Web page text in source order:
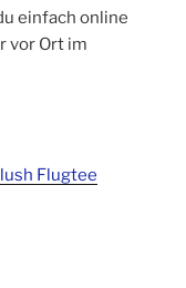
einfach online
vor Ort im
Flugtee